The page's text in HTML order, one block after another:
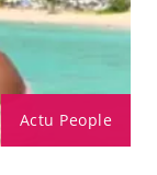
Actu People